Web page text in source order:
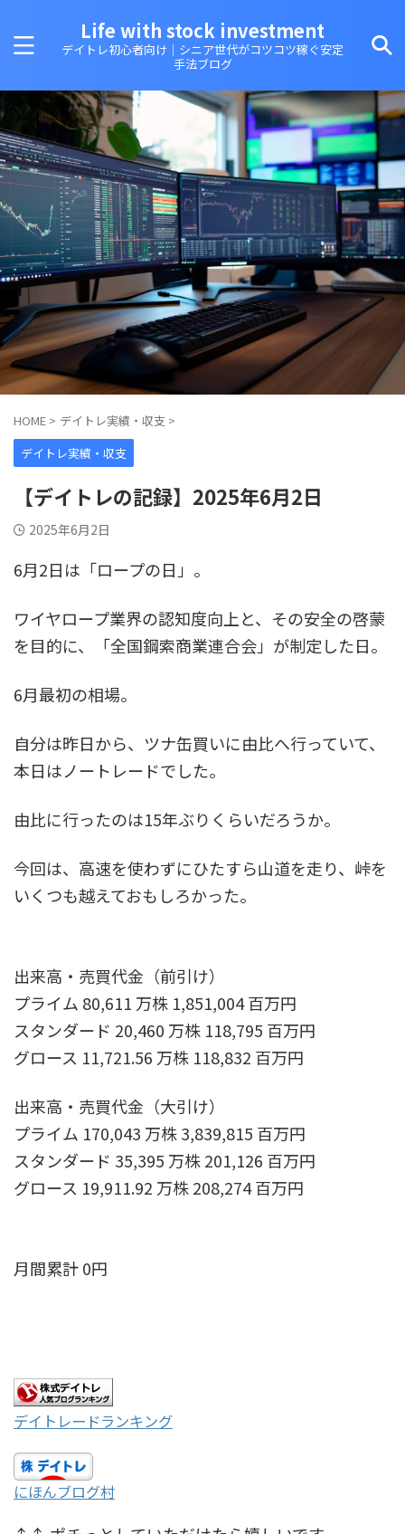
Life with stock investment
デイトレ初心者向け｜シニア世代がコツコツ稼ぐ安定
手法ブログ
HOME > デイトレ実績・収支 >
デイトレ実績・収支
【デイトレの記録】2025年6月2日
2025年6月2日
6月2日は「ロープの日」。
ワイヤロープ業界の認知度向上と、その安全の啓蒙
を目的に、「全国鋼索商業連合会」が制定した日。
6月最初の相場。
自分は昨日から、ツナ缶買いに由比へ行っていて、
本日はノートレードでした。
由比に行ったのは15年ぶりくらいだろうか。
今回は、高速を使わずにひたすら山道を走り、峠を
いくつも越えておもしろかった。
出来高・売買代金（前引け）
プライム 80,611 万株 1,851,004 百万円
スタンダード 20,460 万株 118,795 百万円
グロース 11,721.56 万株 118,832 百万円
出来高・売買代金（大引け）
プライム 170,043 万株 3,839,815 百万円
スタンダード 35,395 万株 201,126 百万円
グロース 19,911.92 万株 208,274 百万円
月間累計 0円
デイトレードランキング
にほんブログ村